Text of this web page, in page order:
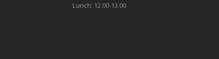
Lunch: 12.00-13.00